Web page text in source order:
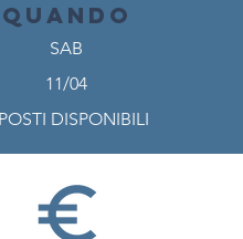
QUANDO
SAB
11/04
DISPONIBILI